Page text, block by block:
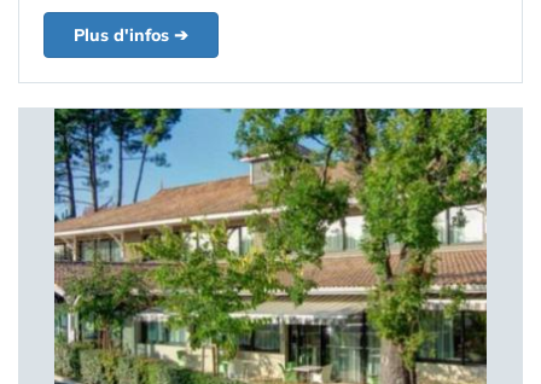
Plus d'infos ➔